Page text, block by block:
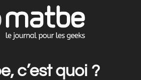
c’est quoi ?